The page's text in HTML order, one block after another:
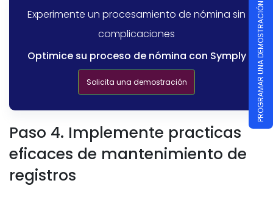
Experimente un procesamiento de nómina sin
complicaciones
Optimice su proceso de nómina con Symply
Solicita una demostración
Paso 4. Implemente practicas
eficaces de mantenimiento de
registros
PROGRAMAR UNA DEMOSTRACIÓN